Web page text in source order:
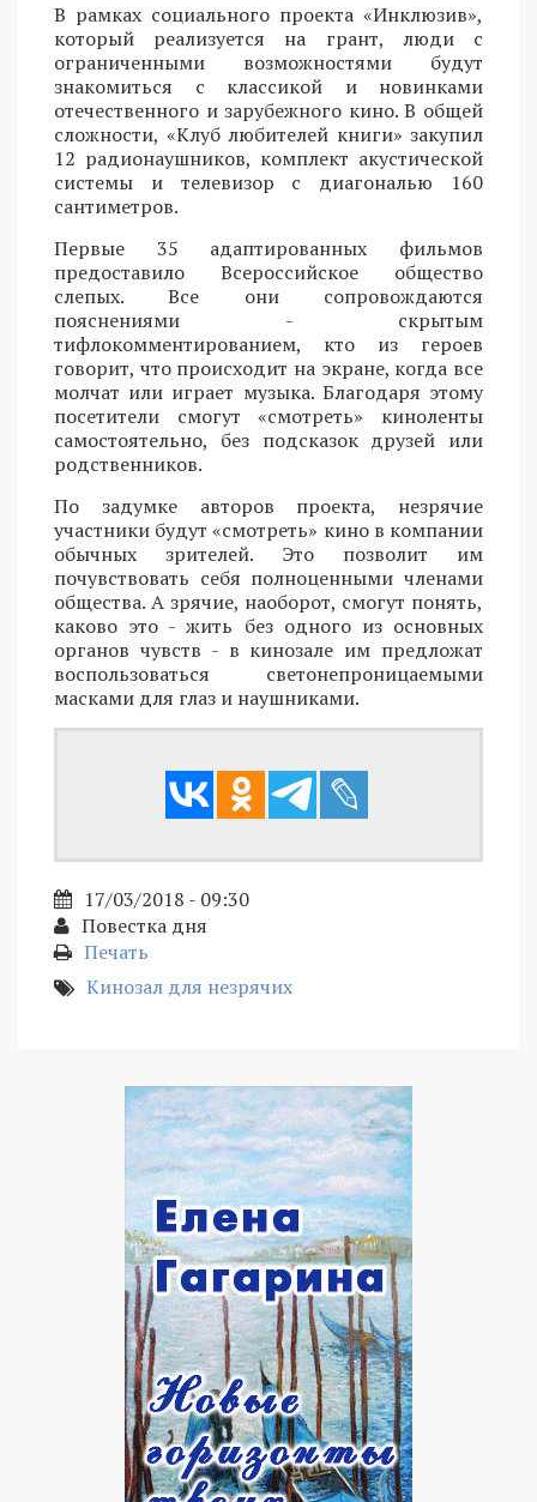
В рамках социального проекта «Инклюзив»,
который реализуется на грант, люди с
ограниченными возможностями будут
знакомиться с классикой и новинками
отечественного и зарубежного кино. В общей
сложности, «Клуб любителей книги» закупил
12 радионаушников, комплект акустической
системы и телевизор с диагональю 160
сантиметров.
Первые 35 адаптированных фильмов
предоставило Всероссийское общество
слепых. Все они сопровождаются
пояснениями - скрытым
тифлокомментированием, кто из героев
говорит, что происходит на экране, когда все
молчат или играет музыка. Благодаря этому
посетители смогут «смотреть» киноленты
самостоятельно, без подсказок друзей или
родственников.
По задумке авторов проекта, незрячие
участники будут «смотреть» кино в компании
обычных зрителей. Это позволит им
почувствовать себя полноценными членами
общества. А зрячие, наоборот, смогут понять,
каково это - жить без одного из основных
органов чувств - в кинозале им предложат
воспользоваться светонепроницаемыми
масками для глаз и наушниками.
17/03/2018 - 09:30
Повестка дня
Печать
Кинозал для незрячих